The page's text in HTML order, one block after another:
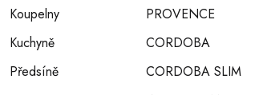
Koupelny
Kuchyně
Předsíně
PROVENCE
CORDOBA
CORDOBA SLIM